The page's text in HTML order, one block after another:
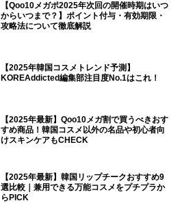
【Qoo10メガポ2025年次回の開催時期はいつ
からいつまで？】ポイント付与・有効期限・
攻略法について徹底解説
【2025年韓国コスメトレンド予測】
KOREAddicted編集部注目度No.1はこれ！
【2025年最新】Qoo10メガ割で買うべきおす
すめ商品！韓国コスメ以外の名品や初心者向
けスキンケアもCHECK
【2025年最新】韓国リップチークおすすめ9
選比較｜兼用できる万能コスメをプチプラか
らPICK